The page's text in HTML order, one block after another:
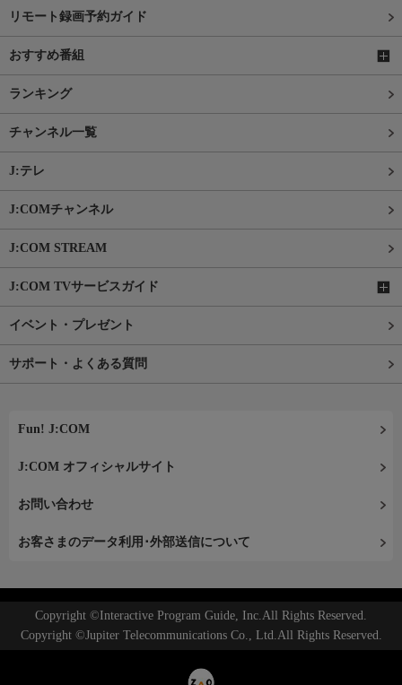
リモート録画予約ガイド
おすすめ番組
ランキング
チャンネル一覧
J:テレ
J:COMチャンネル
J:COM STREAM
J:COM TVサービスガイド
イベント・プレゼント
サポート・よくある質問
Fun! J:COM
J:COM オフィシャルサイト
お問い合わせ
お客さまのデータ利用･外部送信について
Copyright ©Interactive Program Guide, Inc.All Rights Reserved.
Copyright ©Jupiter Telecommunications Co., Ltd.All Rights Reserved.